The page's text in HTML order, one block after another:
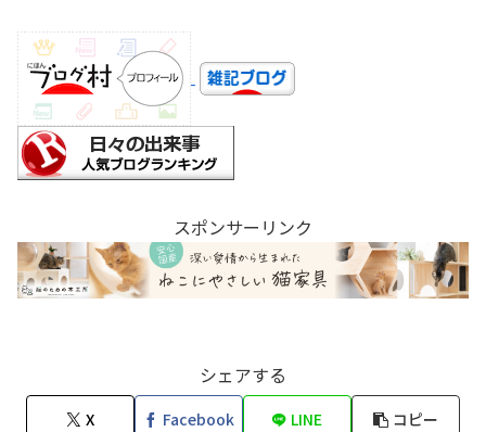
スポンサーリンク
シェアする
X Facebook LINE コピー